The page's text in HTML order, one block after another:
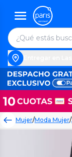
Mujer/Moda Mujer/